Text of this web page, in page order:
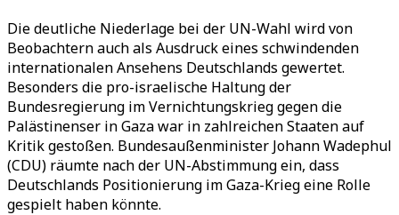
Die deutliche Niederlage bei der UN-Wahl wird von
Beobachtern auch als Ausdruck eines schwindenden
internationalen Ansehens Deutschlands gewertet.
Besonders die pro-israelische Haltung der
Bundesregierung im Vernichtungskrieg gegen die
Palästinenser in Gaza war in zahlreichen Staaten auf
Kritik gestoßen. Bundesaußenminister Johann Wadephul
(CDU) räumte nach der UN-Abstimmung ein, dass
Deutschlands Positionierung im Gaza-Krieg eine Rolle
gespielt haben könnte.